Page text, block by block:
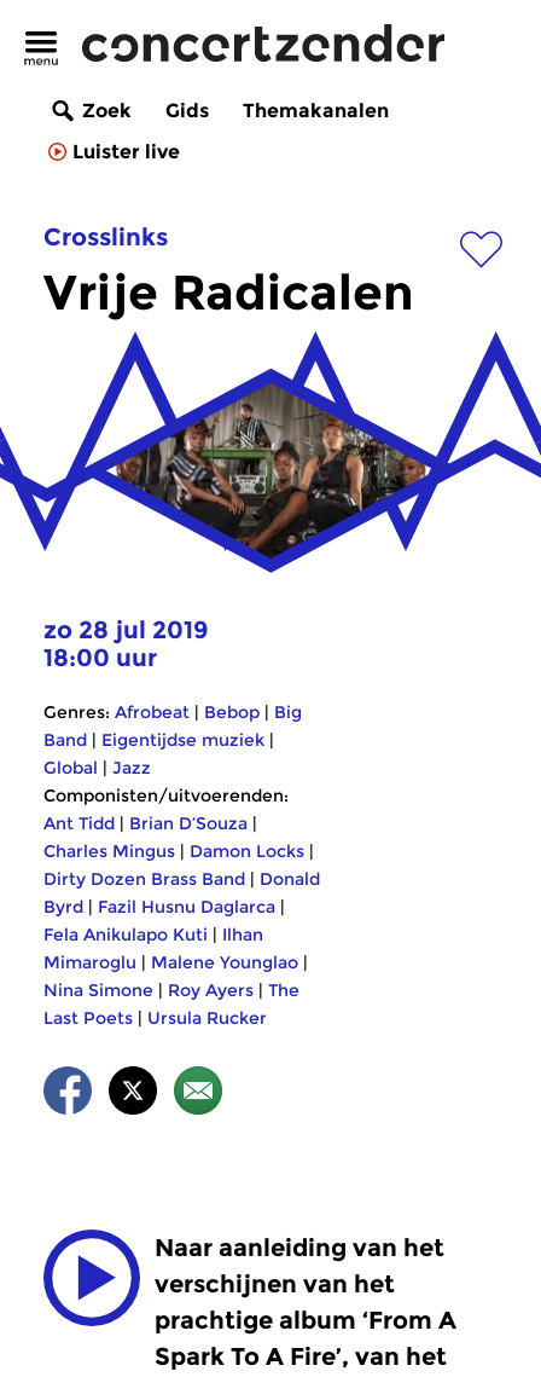
Zoek Gids
Themakanalen
Luister live
Crosslinks
Vrije Radicalen
zo 28 jul 2019
18:00 uur
Genres: Afrobeat | Bebop | Big
Band | Eigentijdse muziek |
Global | Jazz
Componisten/uitvoerenden:
Ant Tidd | Brian D’Souza |
Charles Mingus | Damon Locks |
Dirty Dozen Brass Band | Donald
Byrd | Fazil Husnu Daglarca |
Fela Anikulapo Kuti | Ilhan
Mimaroglu | Malene Younglao |
Nina Simone | Roy Ayers | The
Last Poets | Ursula Rucker
Naar aanleiding van het
verschijnen van het
prachtige album ‘From A
Spark To A Fire’, van het